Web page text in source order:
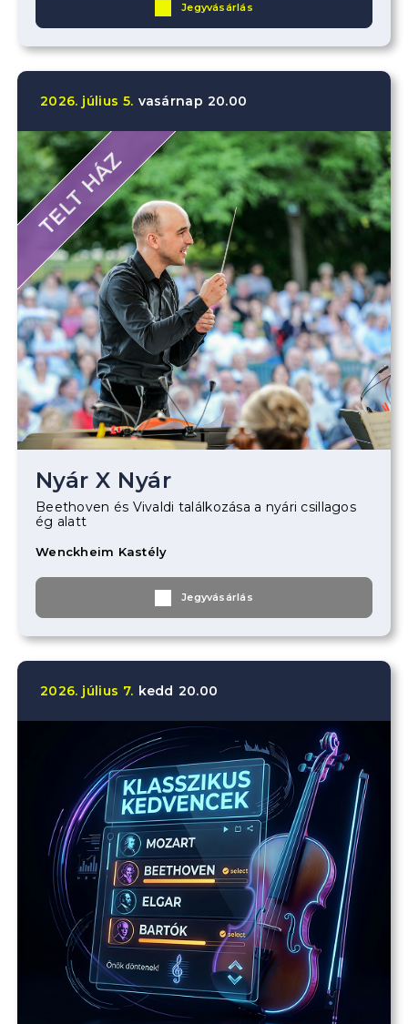
Jegyvásárlás
2026. július 5. vasárnap 20.00
TELT HÁZ
Nyár X Nyár
Beethoven és Vivaldi találkozása a nyári csillagos
ég alatt
Wenckheim Kastély
Jegyvásárlás
2026. július 7. kedd 20.00